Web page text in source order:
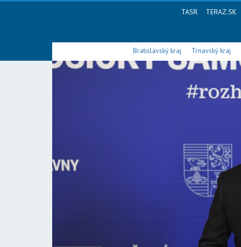
TASR TERAZ.SK
Bratislavský kraj Trnavský kraj